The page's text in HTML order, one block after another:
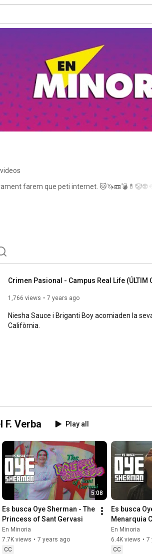
farem que peti internet.
Crimen Pasional - Campus Real Life (ÚLTIM
1,766 views 7 years ago
Niesha Sauce i Briganti Boy acomiaden la
Califòrnia.
F. Verba Play all
5:08
Es busca Oye Sherman - The
Princess of Sant Gervasi
En Minoria
7.7K views • 7 years ago
CC
Es busca
Menarquia
En Minoria
6.4K views • 7
CC